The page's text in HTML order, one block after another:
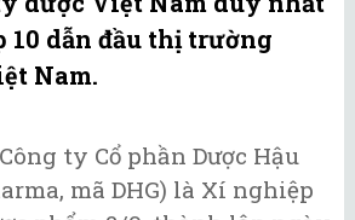
10 dẫn đầu thị trường
Nam.
ty Cổ phần Dược Hậu
mã DHG) là Xí nghiệp